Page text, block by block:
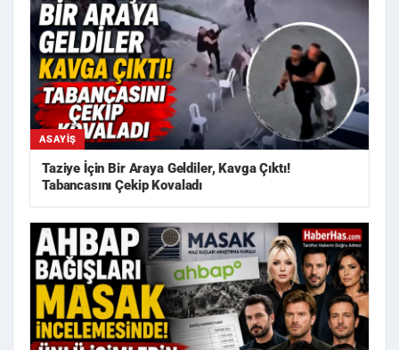
ASAYIŞ
Taziye İçin Bir Araya Geldiler, Kavga Çıktı!
Tabancasını Çekip Kovaladı